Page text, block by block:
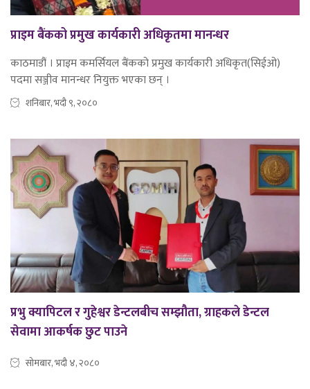
प्राइम बैंकको प्रमुख कार्यकारी अधिकृतमा मानन्धर
काठमाडौं । प्राइम कमर्सियल बैंकको प्रमुख कार्यकारी अधिकृत(सिईओ)
पदमा सञ्जीव मानन्धर नियुक्त भएका छन् ।
शनिबार, भदौ ९, २०८०
प्रभु क्यापिटल र गुहेश्वर डेन्टलबीच सम्झौता, ग्राहकले डेन्टल
सेवामा आकर्षक छुट पाउने
सोमबार, भदौ ४, २०८०